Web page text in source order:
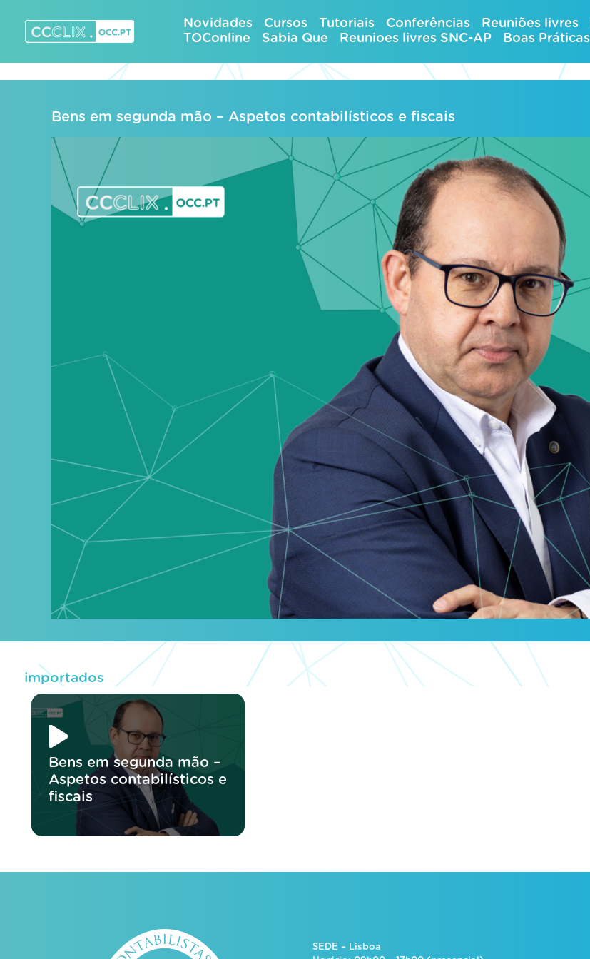
content
Novidades Cursos Tutoriais Conferências Reuniões livres
TOConline
Sabia Que Reunioes livres SNC-AP Boas Práticas
Bens em segunda mão – Aspetos contabilísticos e fiscais
importados
Bens em segunda mão –
Aspetos contabilísticos e
fiscais
SEDE – Lisboa